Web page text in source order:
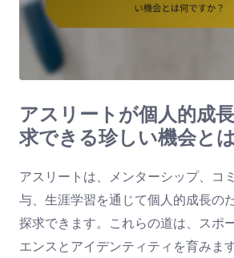
アスリートが個人的成
求できる珍しい機会と
アスリートは、メンターシップ、コ
与、生涯学習を通じて個人的成長の
探求できます。これらの道は、スポ
エンスとアイデンティティを育みま